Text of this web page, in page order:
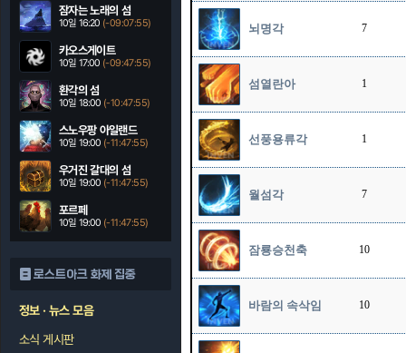
잠자는 노래의 섬
10일 16:20 (-09:07:54)
카오스게이트
10일 17:00 (-09:47:54)
환각의 섬
10일 18:00 (-10:47:54)
스노우팡 아일랜드
10일 19:00 (-11:47:54)
우거진 갈대의 섬
10일 19:00 (-11:47:54)
포르페
10일 19:00 (-11:47:54)
로스트아크 화제 집중
정보 · 뉴스 모음
소식 게시판
뇌명각 7
섬열란아 1
선풍용류각 1
월섬각 7
잠룡승천축 10
바람의 속삭임 10